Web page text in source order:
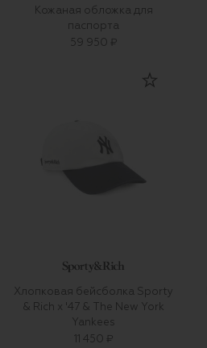
Кожаная обложка для
паспорта
59 950 ₽
Хлопковая бейсболка Sporty
& Rich x '47 & The New York
Yankees
11 450 ₽